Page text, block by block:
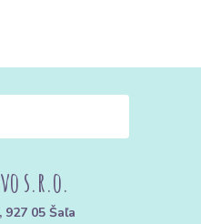
s.r.o.
927 05 Šaľa